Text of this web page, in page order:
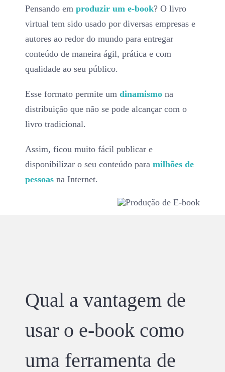
Pensando em produzir um e-book? O livro
virtual tem sido usado por diversas empresas e
autores ao redor do mundo para entregar
conteúdo de maneira ágil, prática e com
qualidade ao seu público.
Esse formato permite um dinamismona
distribuição que não se pode alcançar com o
livro tradicional.
Assim, ficou muito fácil publicar e
disponibilizar o seu conteúdo para milhões de
pessoasna Internet.
Qual a vantagem de
usar o e-book como
uma ferramenta de